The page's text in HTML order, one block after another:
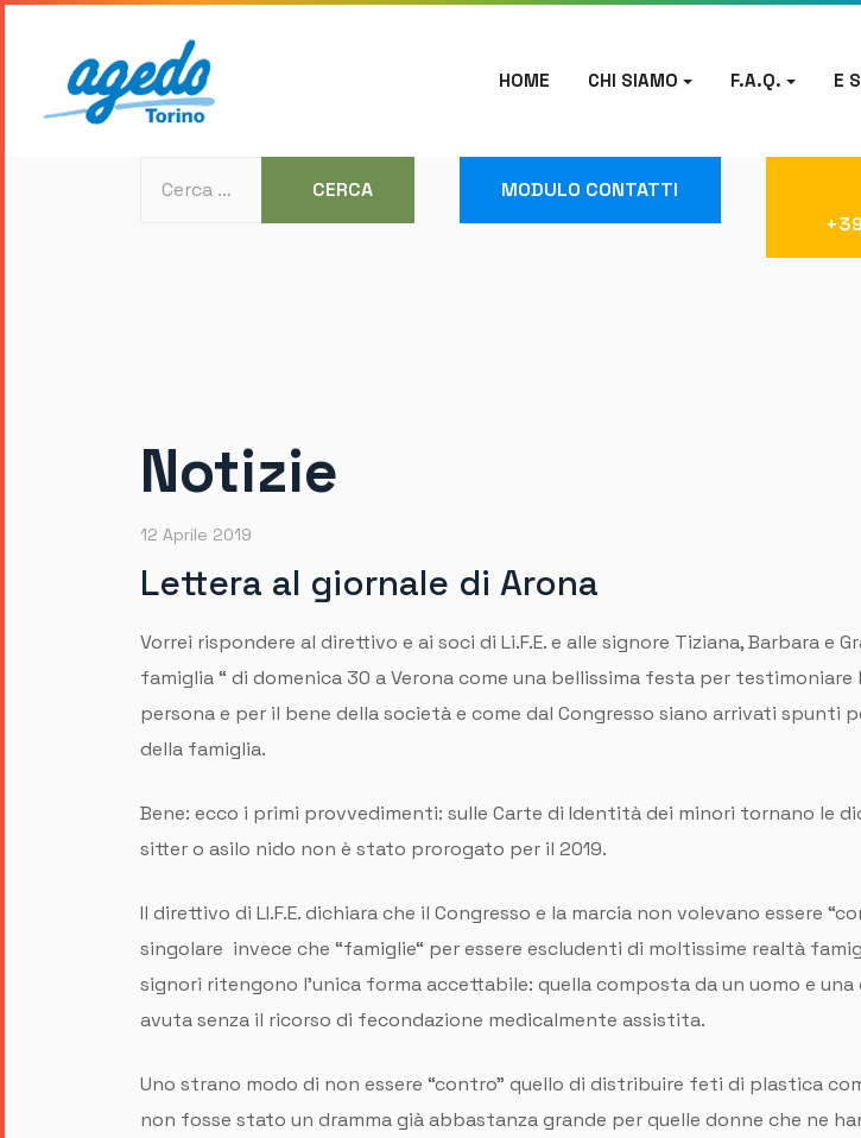
HOME CHI SIAMO F.A.Q. E
CERCA MODULO CONTATTI
Notizie
12 Aprile 2019
Lettera al giornale di Arona
Vorrei rispondere al direttivo e ai soci di Li.F.E. e alle signore Tiziana, Barbara
famiglia “ di domenica 30 a Verona come una bellissima festa per
persona e per il bene della società e come dal Congresso siano arrivati
della famiglia.
Bene: ecco i primi provvedimenti: sulle Carte di Identità dei minori tornano le
sitter o asilo nido non è stato prorogato per il 2019.
Il direttivo di LI.F.E. dichiara che il Congresso e la marcia non volevano essere
singolare invece che “famiglie“ per essere escludenti di moltissime realtà
signori ritengono l’unica forma accettabile: quella composta da un uomo e
avuta senza il ricorso di fecondazione medicalmente assistita.
Uno strano modo di non essere “contro” quello di distribuire feti di plastica
non fosse stato un dramma già abbastanza grande per quelle donne che ne